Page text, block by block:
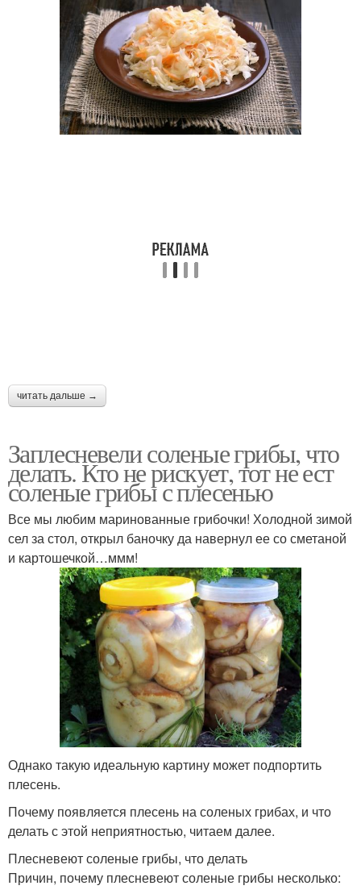
читать дальше →
Заплесневели соленые грибы, что
делать. Кто не рискует, тот не ест
соленые грибы с плесенью
Все мы любим маринованные грибочки! Холодной зимой
сел за стол, открыл баночку да навернул ее со сметаной
и картошечкой…ммм!
Однако такую идеальную картину может подпортить
плесень.
Почему появляется плесень на соленых грибах, и что
делать с этой неприятностью, читаем далее.
Плесневеют соленые грибы, что делать
Причин, почему плесневеют соленые грибы несколько: